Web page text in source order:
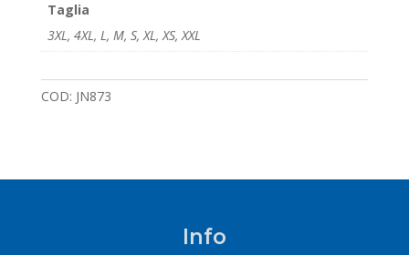
Taglia
3XL, 4XL, L, M, S,XL,XS,XXL
COD: JN873
Info